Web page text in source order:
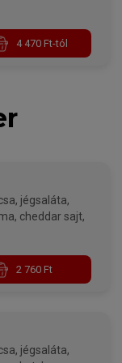
4 470 Ft-tól
2 760 Ft